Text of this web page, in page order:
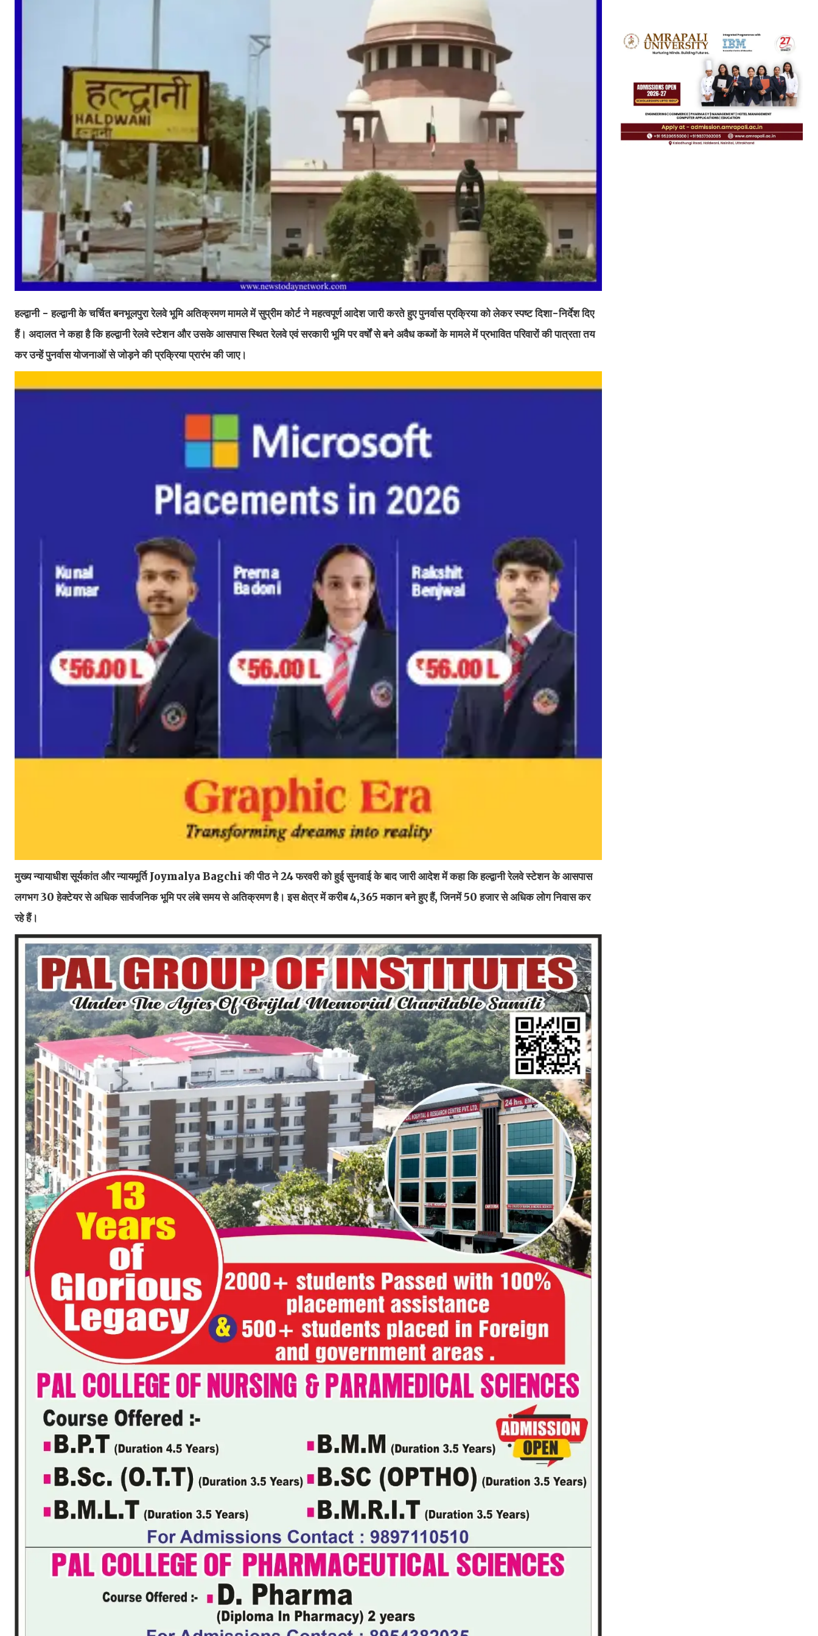
हल्द्वानी - हल्द्वानी के चर्चित बनभूलपुरा रेलवे भूमि अतिक्रमण मामले में सुप्रीम कोर्ट ने महत्वपूर्ण आदेश जारी करते हुए पुनर्वास प्रक्रिया को लेकर स्पष्ट दिशा-निर्देश दिए
हैं। अदालत ने कहा है कि हल्द्वानी रेलवे स्टेशन और उसके आसपास स्थित रेलवे एवं सरकारी भूमि पर वर्षों से बने अवैध कब्जों के मामले में प्रभावित परिवारों की पात्रता तय
कर उन्हें पुनर्वास योजनाओं से जोड़ने की प्रक्रिया प्रारंभ की जाए।
मुख्य न्यायाधीश सूर्यकांत और न्यायमूर्ति Joymalya Bagchi की पीठ ने 24 फरवरी को हुई सुनवाई के बाद जारी आदेश में कहा कि हल्द्वानी रेलवे स्टेशन के आसपास
लगभग 30 हेक्टेयर से अधिक सार्वजनिक भूमि पर लंबे समय से अतिक्रमण है। इस क्षेत्र में करीब 4,365 मकान बने हुए हैं, जिनमें 50 हजार से अधिक लोग निवास कर
रहे हैं।